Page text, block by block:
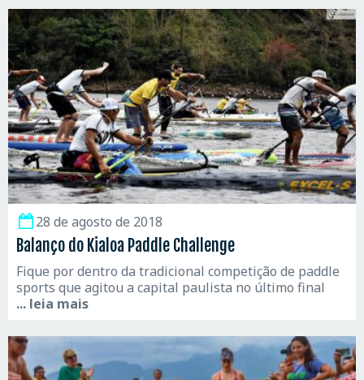
28 de agosto de 2018
Balanço do Kialoa Paddle Challenge
Fique por dentro da tradicional competição de paddle
sports que agitou a capital paulista no último final
... leia mais